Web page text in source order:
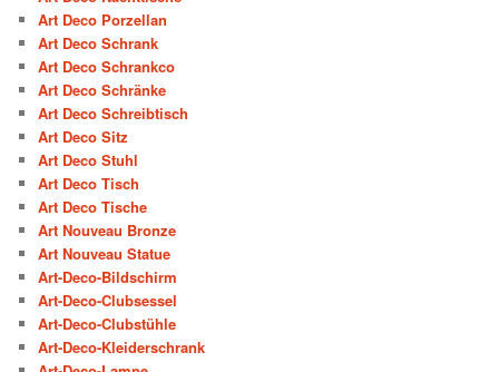
Art Deco Porzellan
Art Deco Schrank
Art Deco Schrankco
Art Deco Schränke
Art Deco Schreibtisch
Art Deco Sitz
Art Deco Stuhl
Art Deco Tisch
Art Deco Tische
Art Nouveau Bronze
Art Nouveau Statue
Art-Deco-Bildschirm
Art-Deco-Clubsessel
Art-Deco-Clubstühle
Art-Deco-Kleiderschrank